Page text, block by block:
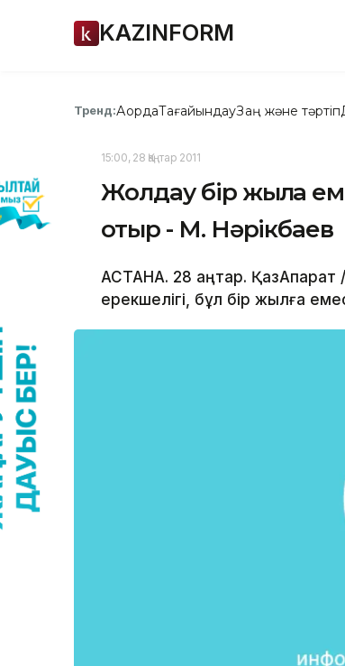
KAZINFORM
Тренд:АқордаТағайындауЗаң және тәртіп
15:00, 28 Қаңтар 2011
Жолдау бір жылға
отыр - М. Нәрікбаев
АСТАНА. 28 қаңтар.
ерекшелігі, бұл бір жылға